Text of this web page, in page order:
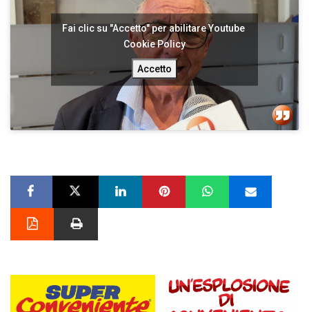
Fai clic su "Accetto" per abilitare Youtube
Cookie Policy
Accetto